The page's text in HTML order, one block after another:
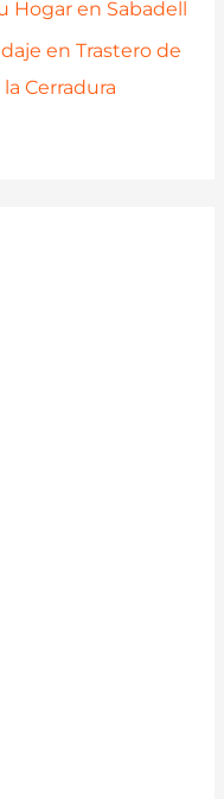
Hogar en Sabadell
en Trastero de
Cerradura